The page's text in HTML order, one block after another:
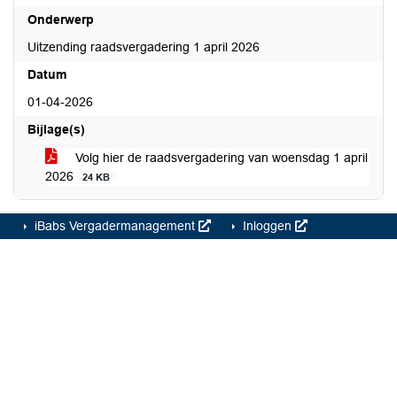
Onderwerp
Uitzending raadsvergadering 1 april 2026
Datum
01-04-2026
Bijlage(s)
Volg hier de raadsvergadering van woensdag 1 april
2026
24 KB
iBabs Vergadermanagement Inloggen